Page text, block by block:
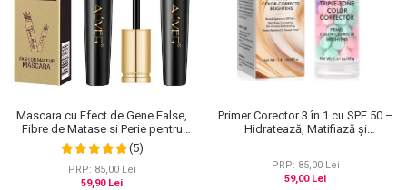
Mascara cu Efect de Gene False,
Fibre de Matase si Perie pentru
Curbare, Aliver 4D Extra Volume,
Waterproof, Negru,10 g
(5)
PRP: 85,00 Lei
59,90 Lei
Primer Corector 3 în 1 cu SPF 50 –
Hidratează, Matifiază și
PRP: 85,00 Lei
59,00 Lei